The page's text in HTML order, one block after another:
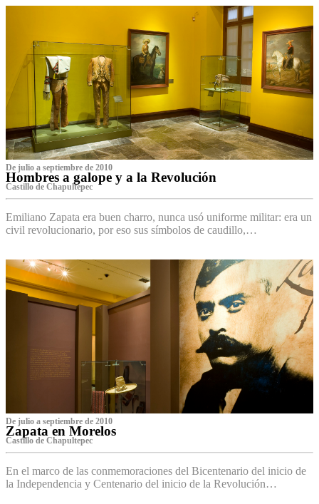
De julio a septiembre de 2010
Hombres a galope y a la Revolución
Castillo de Chapultepec
Emiliano Zapata era buen charro, nunca usó uniforme militar: era un
civil revolucionario, por eso sus símbolos de caudillo,…
De julio a septiembre de 2010
Zapata en Morelos
Castillo de Chapultepec
En el marco de las conmemoraciones del Bicentenario del inicio de
la Independencia y Centenario del inicio de la Revolución…